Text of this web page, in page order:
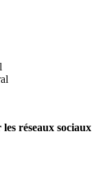
réseaux sociaux